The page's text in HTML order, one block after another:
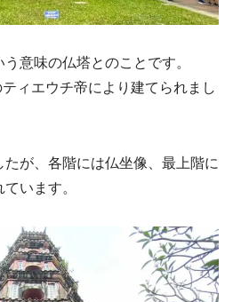
う意味の仏塔とのことです。
ィエウチ帝により建てられまし
が、各階には仏坐像、最上階に
います。